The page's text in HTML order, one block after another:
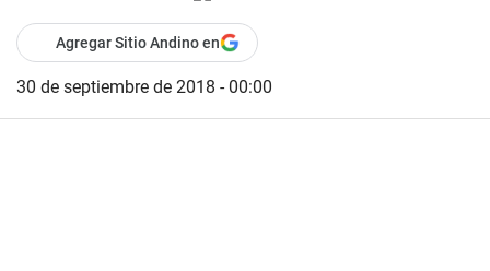
Agregar Sitio Andino en
30 de septiembre de 2018 - 00:00